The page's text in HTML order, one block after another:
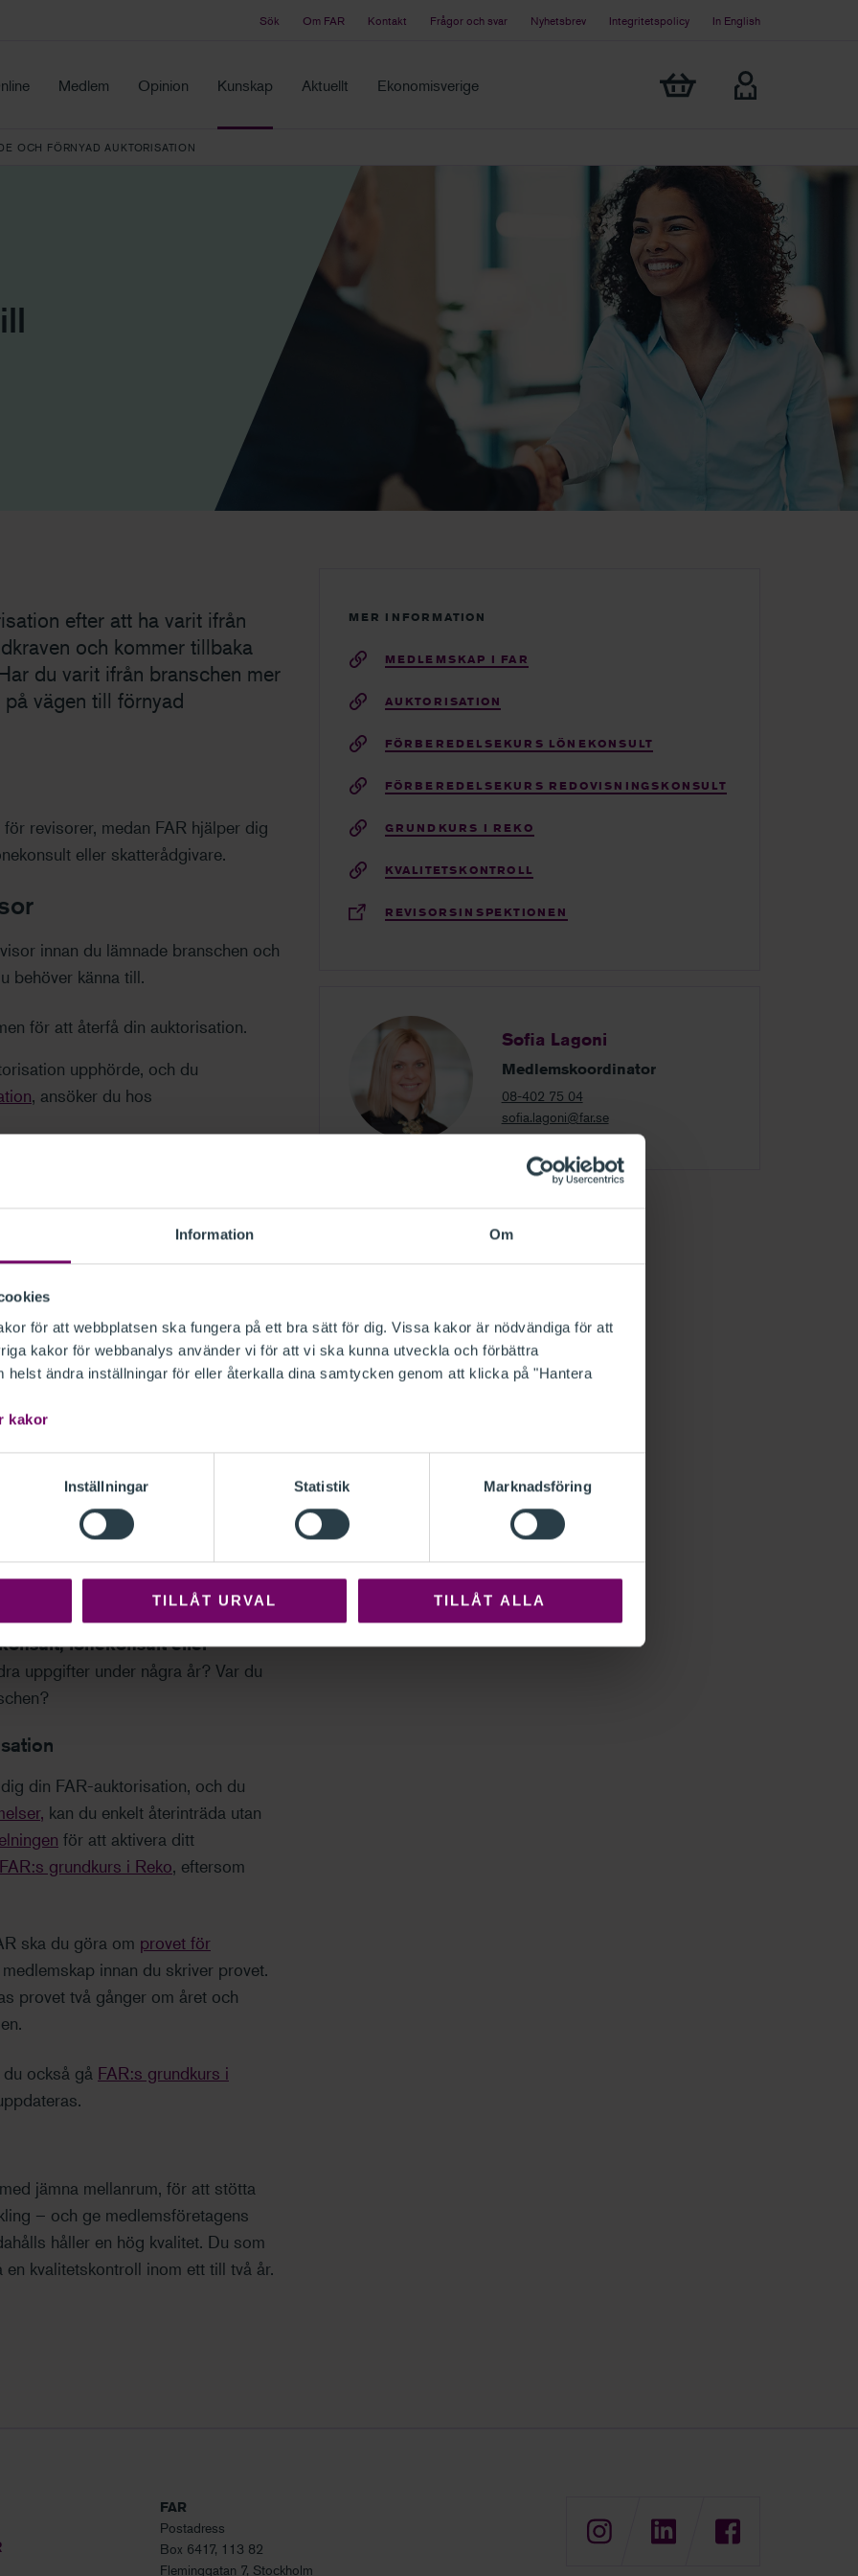
Information Om
för att webbplatsen ska fungera på ett bra sätt för dig. Vissa kakor är nödvändiga för att
kakor för webbanalys använder vi för att vi ska kunna utveckla och förbättra
helst ändra inställningar för eller återkalla dina samtycken genom att klicka på "Hantera
kakor
Inställningar Statistik Marknadsföring
TILLÅT URVAL TILLÅT ALLA
Tidningen Balans
Sök Om FAR Kontakt Frågor och svar Nyhetsbrev Integritetspolicy In English
Medlem Opinion Kunskap Aktuellt Ekonomisverige Visa min varukorg
OCH FÖRNYAD AUKTORISATION
efter att ha varit ifrån
och kommer tillbaka
du varit ifrån branschen mer
vägen till förnyad
revisorer, medan FAR hjälper dig
eller skatterådgivare.
innan du lämnade branschen och
behöver känna till.
för att återfå din auktorisation.
upphörde, och du
, ansöker du hos
du skaffat dig under den tid du varit
för vilka arbetsuppgifter du
och forskning, vilka utbildningar
inom revisorsområdet. Det finns
Revisorsinspektionens webbplats.
utbildning och erfarenhet
auktorisation.
kan du ansöka om
yrket i mer än fem år, och
webbplats
i FAR
lönekonsult eller
uppgifter under några år? Var du
din FAR-auktorisation, och du
kan du enkelt återinträda utan
för att aktivera ditt
FAR:s grundkurs i Reko, eftersom
ska du göra om provet för
innan du skriver provet.
provet två gånger om året och
också gå FAR:s grundkurs i
jämna mellanrum, för att stötta
– och ge medlemsföretagens
håller en hög kvalitet. Du som
kvalitetskontroll inom ett till två år.
MER INFORMATION
MEDLEMSKAP I FAR
AUKTORISATION
FÖRBEREDELSEKURS LÖNEKONSULT
FÖRBEREDELSEKURS REDOVISNINGSKONSULT
GRUNDKURS I REKO
KVALITETSKONTROLL
REVISORSINSPEKTIONEN
Sofia Lagoni
Medlemskoordinator
08-402 75 04
sofia.lagoni@far.se
FAR
Postadress
Box 6417, 113 82
Fleminggatan 7, Stockholm